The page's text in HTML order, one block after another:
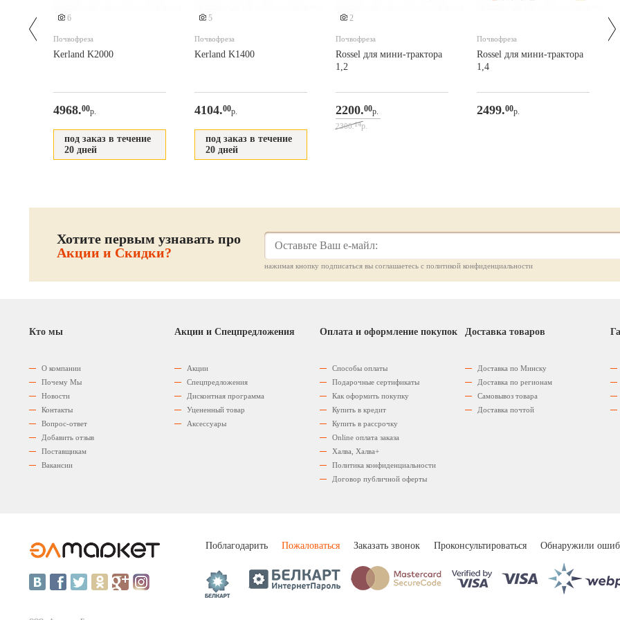
6
Почвофреза
Kerland K2000
4968.00р.
под заказ в течение
20 дней
5
Почвофреза
Kerland K1400
4104.00р.
под заказ в течение
20 дней
2
Почвофреза
Rossel для мини-трактора
1,2
2200.00р.
2300.14р.
Почвофреза
Rossel для мини-трактора
1,4
2499.00р.
Хотите первым узнавать про
Акции и Скидки?
нажимая кнопку подписаться вы соглашаетесь с политикой конфиденциальности
Кто мы
О компании
Почему Мы
Новости
Контакты
Вопрос-ответ
Добавить отзыв
Поставщикам
Вакансии
Акции и Спецпредложения
Акции
Спецпредложения
Дисконтная программа
Уцененный товар
Аксессуары
Оплата и оформление покупок
Способы оплаты
Подарочные сертификаты
Как оформить покупку
Купить в кредит
Купить в рассрочку
Оnline оплата заказа
Халва, Халва+
Политика конфиденциальности
Договор публичной оферты
Доставка товаров
Доставка по Минску
Доставка по регионам
Самовывоз товара
Доставка почтой
Поблагодарить Пожаловаться Заказать звонок Проконсультироваться Обнаружили